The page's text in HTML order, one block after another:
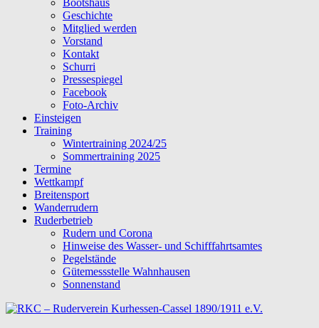
Geschichte
Mitglied werden
Vorstand
Kontakt
Schurri
Pressespiegel
Facebook
Foto-Archiv
Einsteigen
Training
Wintertraining 2024/25
Sommertraining 2025
Termine
Wettkampf
Breitensport
Wanderrudern
Ruderbetrieb
Rudern und Corona
Hinweise des Wasser- und Schifffahrtsamtes
Pegelstände
Gütemessstelle Wahnhausen
Sonnenstand